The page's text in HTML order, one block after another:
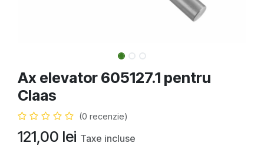
Ax elevator 605127.1 pentru
Claas
(0 recenzie)
121,00 lei Taxe incluse